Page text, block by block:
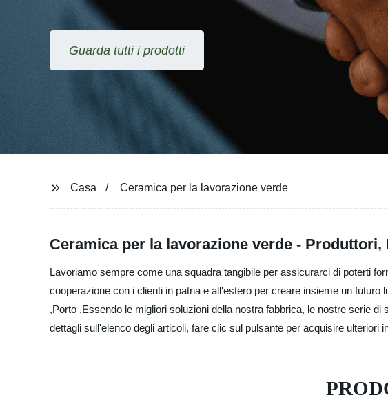
Guarda tutti i prodotti
Casa Ceramica per la lavorazione verde
Ceramica per la lavorazione verde -
Lavoriamo sempre come una squadra tangibile per assicurarci di poterti
cooperazione con i clienti in patria e all'estero per creare insieme un
,Porto ,Essendo le migliori soluzioni della nostra fabbrica, le nostre serie
dettagli sull'elenco degli articoli, fare clic sul pulsante per acquisire ulteriori